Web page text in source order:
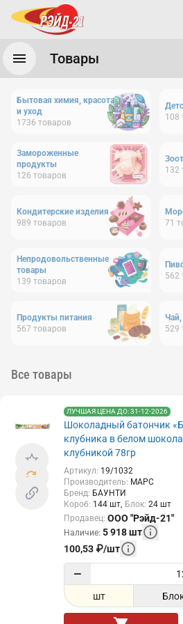
Товары
Бытовая химия, красота
и уход
1736 товаров
108
Замороженные
продукты
126 товаров
132
Кондитерские изделия
989 товаров
71
Непродовольственные
товары
139 товаров
562
Продукты питания
567 товаров
529
Все товары
ЛУЧШАЯ ЦЕНА ДО: 31-12-2026
Шоколадный батончик
клубника в белом
клубникой 78гр
Артикул: 19/1032
Производитель: МАРС
Бренд: БАУНТИ
Короб: 144 шт Блок: 24 шт
Продавец: ООО "Рэйд-21"
Наличие: 5 918шт
100,53 ₽/шт
−
шт